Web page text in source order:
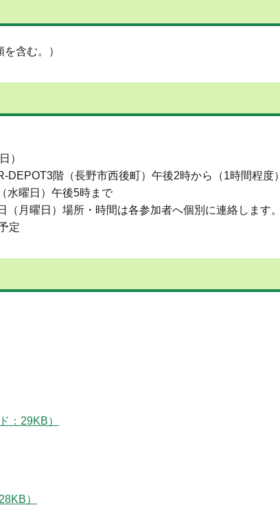
含む。）
）
階（長野市西後町）午後2時から（1時間程度）
曜日）午後5時まで
月曜日）場所・時間は各参加者へ個別に連絡します。
定
：29KB）
）